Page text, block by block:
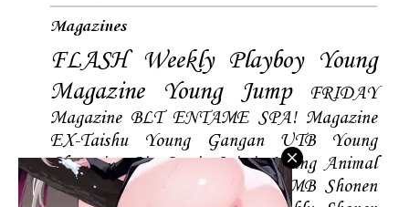
Magazines
FLASH Weekly Playboy Young
Magazine
Young Jump
FRIDAY
Magazine BLT ENTAME SPA! Magazine
EX-Taishu
Young Gangan UTB
Young
Champion Big Comic Spirtis Young Animal
Shonen Magazine
BUBKA BOMB Shonen